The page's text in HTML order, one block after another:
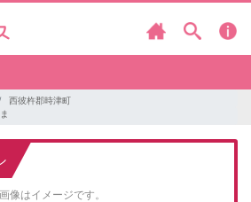
西彼杵郡時津町
画像はイメージです。